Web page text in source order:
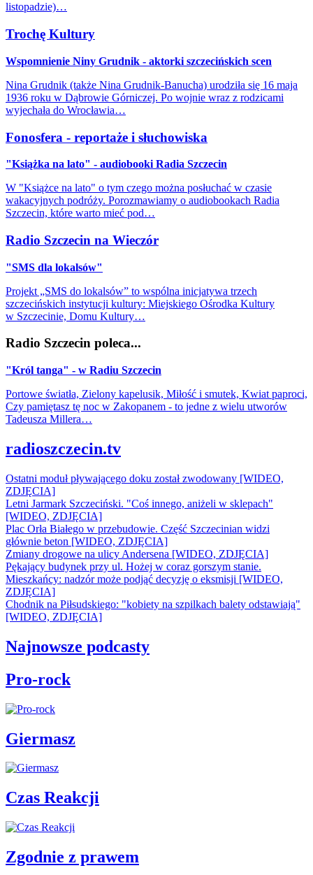
listopadzie)…
Trochę Kultury
Wspomnienie Niny Grudnik - aktorki szczecińskich scen
Nina Grudnik (także Nina Grudnik-Banucha) urodziła się 16 maja
1936 roku w Dąbrowie Górniczej. Po wojnie wraz z rodzicami
wyjechała do Wrocławia…
Fonosfera - reportaże i słuchowiska
"Książka na lato" - audiobooki Radia Szczecin
W "Książce na lato" o tym czego można posłuchać w czasie
wakacyjnych podróży. Porozmawiamy o audiobookach Radia
Szczecin, które warto mieć pod…
Radio Szczecin na Wieczór
"SMS dla lokalsów"
Projekt „SMS do lokalsów” to wspólna inicjatywa trzech
szczecińskich instytucji kultury: Miejskiego Ośrodka Kultury
w Szczecinie, Domu Kultury…
Radio Szczecin poleca...
"Król tanga" - w Radiu Szczecin
Portowe światła, Zielony kapelusik, Miłość i smutek, Kwiat paproci,
Czy pamiętasz tę noc w Zakopanem - to jedne z wielu utworów
Tadeusza Millera…
radioszczecin.tv
Ostatni moduł pływającego doku został zwodowany [WIDEO,
ZDJĘCIA]
Letni Jarmark Szczeciński. "Coś innego, aniżeli w sklepach"
[WIDEO, ZDJĘCIA]
Plac Orła Białego w przebudowie. Część Szczecinian widzi
głównie beton [WIDEO, ZDJĘCIA]
Zmiany drogowe na ulicy Andersena [WIDEO, ZDJĘCIA]
Pękający budynek przy ul. Hożej w coraz gorszym stanie.
Mieszkańcy: nadzór może podjąć decyzję o eksmisji [WIDEO,
ZDJĘCIA]
Chodnik na Piłsudskiego: "kobiety na szpilkach balety odstawiają"
[WIDEO, ZDJĘCIA]
Najnowsze podcasty
Pro-rock
Giermasz
Czas Reakcji
Zgodnie z prawem